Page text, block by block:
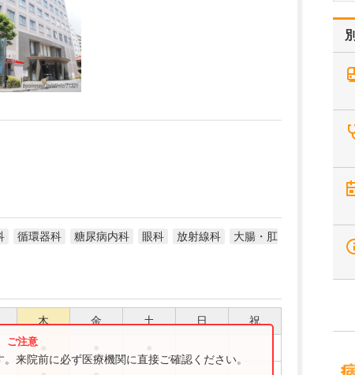
循環器科 糖尿病内科 眼科 放射線科
大腸・肛
木 金 土 日 祝
来院前に必ず医療機関に直接ご確認ください。